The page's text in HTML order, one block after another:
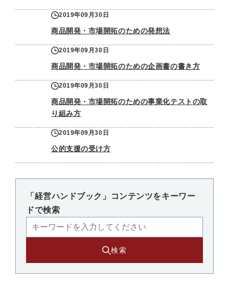
2019年09月30日
商品開発・市場開拓のための発想法
2019年09月30日
商品開発・市場開拓のための企画書の書き方
2019年09月30日
商品開発・市場開拓のための事業化テストの取
り組み方
2019年09月30日
公的支援の受け方
「経営ハンドブック」コンテンツをキーワー
ドで検索
検索